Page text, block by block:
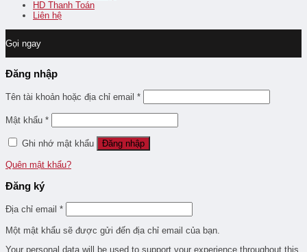
HD Thanh Toán
Liên hệ
Gọi ngay
Đăng nhập
Tên tài khoản hoặc địa chỉ email *
Mật khẩu *
Ghi nhớ mật khẩu Đăng nhập
Quên mật khẩu?
Đăng ký
Địa chỉ email *
Một mật khẩu sẽ được gửi đến địa chỉ email của bạn.
Your personal data will be used to support your experience throughout this